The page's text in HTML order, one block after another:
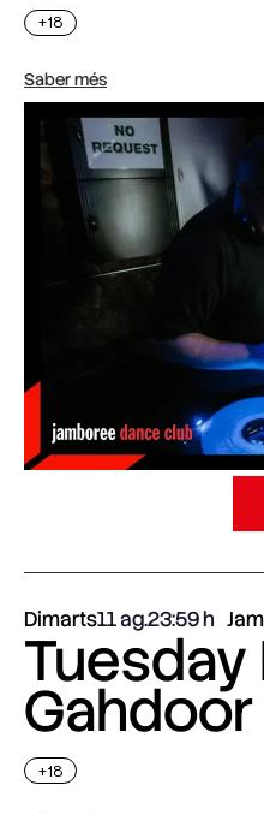
+18
Saber més
Dimarts11 ag.23:59
Tuesday
Gahdoor
+18